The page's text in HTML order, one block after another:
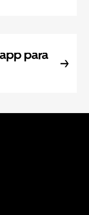
para